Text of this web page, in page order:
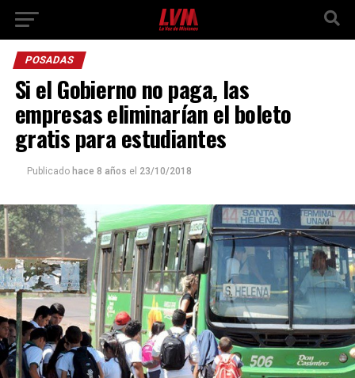
POSADAS
Si el Gobierno no paga, las
empresas eliminarían el boleto
gratis para estudiantes
Publicado hace 8 años el 23/10/2018